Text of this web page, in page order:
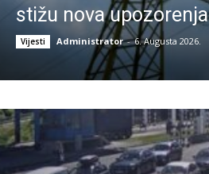
stižu nova upozorenja
Vijesti Administrator - 6. Augusta 2026.